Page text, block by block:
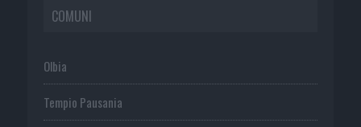
COMUNI
Olbia
Tempio Pausania